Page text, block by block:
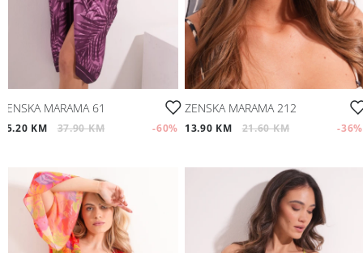
ZENSKA MARAMA 61
15.20 KM 37.90 KM -60%
ZENSKA MARAMA 212
13.90 KM 21.60 KM -36%